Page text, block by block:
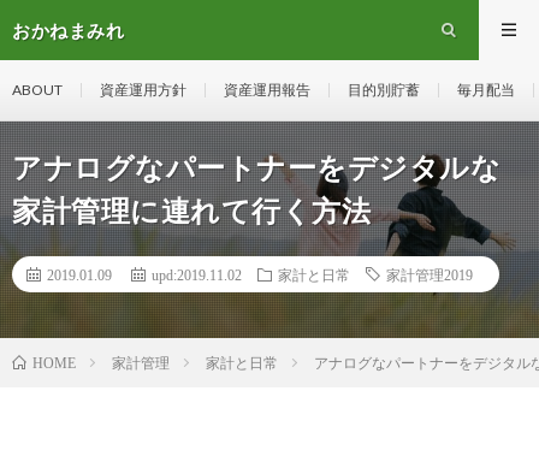
おかねまみれ
ABOUT 資産運用方針 資産運用報告 目的別貯蓄 毎月配当
アナログなパートナーをデジタルな
家計管理に連れて行く方法
2019.01.09 upd:2019.11.02 家計と日常 家計管理2019
HOME 家計管理 家計と日常 アナログなパートナーをデジタル